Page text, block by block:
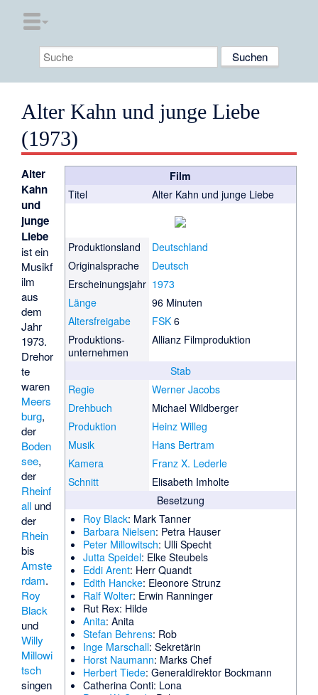
Alter Kahn und junge Liebe
(1973)
Film
Titel
Alter Kahn und junge Liebe
Produktionsland
Deutschland
Originalsprache
Deutsch
Erscheinungsjahr 1973
Länge
96 Minuten
Altersfreigabe
FSK6
Produktions­
unternehmen
Allianz Filmproduktion
Stab
Regie
Werner Jacobs
Drehbuch
Michael Wildberger
Produktion
Heinz Willeg
Musik
Hans Bertram
Kamera
Franz X. Lederle
Schnitt
Elisabeth Imholte
Besetzung
Roy Black: Mark Tanner
Barbara Nielsen: Petra Hauser
Peter Millowitsch: Ulli Specht
Jutta Speidel: Elke Steubels
Eddi Arent: Herr Quandt
Edith Hancke: Eleonore Strunz
Ralf Wolter: Erwin Ranninger
Rut Rex: Hilde
Anita: Anita
Stefan Behrens: Rob
Inge Marschall: Sekretärin
Horst Naumann: Marks Chef
Herbert Tiede: Generaldirektor Bockmann
Catherina Conti: Lona
Alter
Kahn
und
junge
Liebe
ist ein
Musikf
ilm
aus
dem
Jahr
1973.
Drehor
te
waren
Meers
burg,
der
Boden
see,
der
Rheinf
all und
der
Rhein
bis
Amste
rdam.
Roy
Black
und
Willy
Millowi
tsch
singen